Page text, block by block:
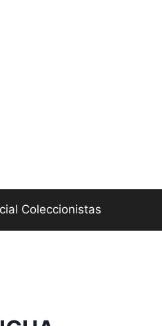
Coleccionistas